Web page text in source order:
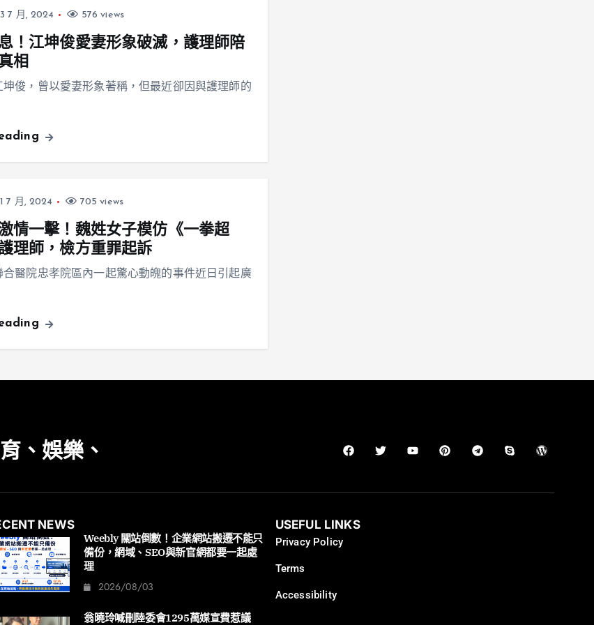
3 7 月, 2024 576 views
！江坤俊愛妻形象破滅，護理師陪
相
坤俊，曾以愛妻形象著稱，但最近卻因與護理師的
1 7 月, 2024 705 views
情一擊！魏姓女子模仿《一拳超
理師，檢方重罪起訴
合醫院忠孝院區內一起驚心動魄的事件近日引起廣
、娛樂、
NEWS
Weebly 關站倒數！企業網站搬遷不能只
備份，網域、SEO與新官網都要一起處
理
2026/08/03
翁曉玲喊刪陸委會1295萬媒宣費惹議
USEFUL LINKS
Privacy Policy
Terms
Accessibility